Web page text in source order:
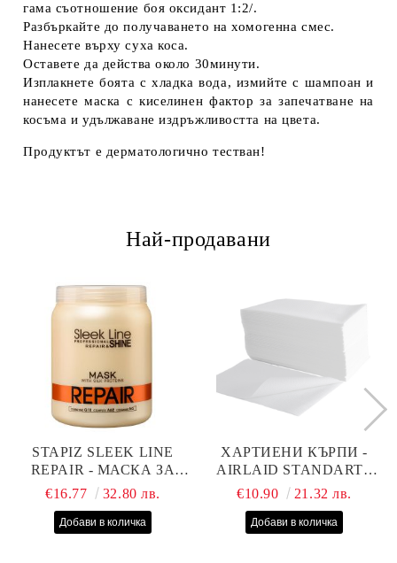
гама съотношение боя оксидант 1:2/.
Разбъркайте до получаването на хомогенна смес.
Нанесете върху суха коса.
Оставете да действа около 30минути.
Изплакнете боята с хладка вода, измийте с шампоан и
нанесете маска с киселинен фактор за запечатване на
косъма и удължаване издръжливостта на цвета.
Продуктът е дерматологично тестван!
Най-продавани
STAPIZ SLEEK LINE
REPAIR - МАСКА ЗА
СУХИ, ИЗТОЩЕНИ И
КОПРИНЕНИ
€16.77 32.80 лв.
ХАРТИЕНИ КЪРПИ -
AIRLAID STANDART -
40СМ/70СМ - 100БР
€10.90 21.32 лв.